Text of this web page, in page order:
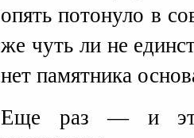
опять потонуло в
же чуть ли не
нет памятника
Еще раз — и